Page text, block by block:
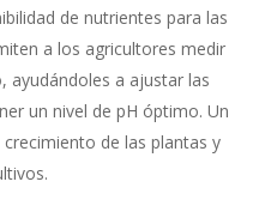
de nutrientes para las
a los agricultores medir
ayudándoles a ajustar las
un nivel de pH óptimo. Un
de las plantas y